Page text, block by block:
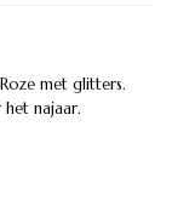
met glitters.
najaar.